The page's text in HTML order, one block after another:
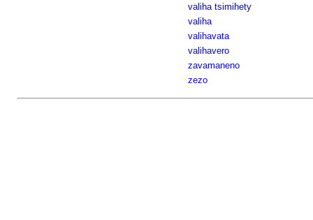
valiha tsimihety
valiha
valihavata
valihavero
zavamaneno
zezo